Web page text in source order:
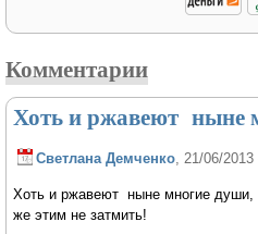
Комментарии
Хоть и ржавеют ныне
Светлана Демченко , 21/06/
Хоть и ржавеют ныне многие души,
же этим не затмить!